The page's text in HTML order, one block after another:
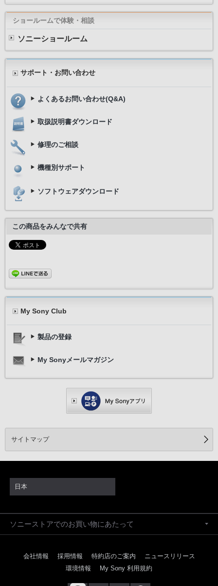
ショールームで体験・相談
ソニーショールーム
サポート・お問い合わせ
よくあるお問い合わせ(Q&A)
取扱説明書ダウンロード
修理のご相談
機種別サポート
ソフトウェアダウンロード
この商品をみんなで共有
My Sony Club
製品の登録
My Sonyメールマガジン
サイトマップ
日本
ソニーストアでのお買い物にあたって
会社情報 採用情報 特約店のご案内
ニュースリリース
環境情報
My Sony 利用規約